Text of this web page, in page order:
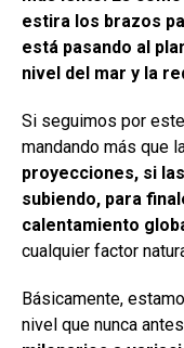
estira los brazos
está pasando al
nivel del mar y la
Si seguimos por
mandando más que
proyecciones, si
subiendo, para
calentamiento
cualquier factor
Básicamente,
nivel que nunca